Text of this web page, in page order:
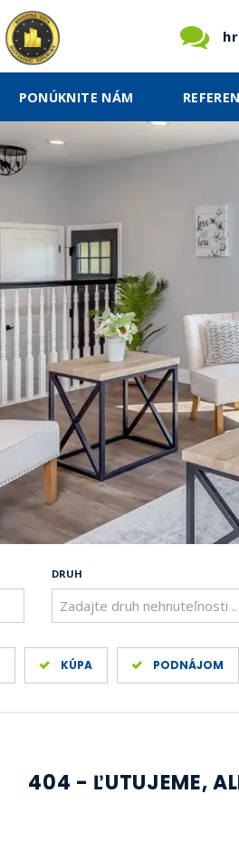
PONÚKNITE NÁM
DRUH
Zadajte druh nehnuteľnosti ..
KÚPA PODNÁJOM
404 - ĽUTUJEME,